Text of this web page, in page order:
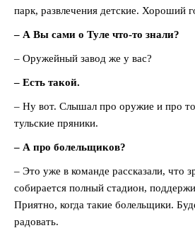
парк, развлечения детские. Хороший
– А Вы сами о Туле что-то знали?
– Оружейный завод же у вас?
– Есть такой.
– Ну вот. Слышал про оружие и про
тульские пряники.
– А про болельщиков?
– Это уже в команде рассказали, что
собирается полный стадион,
Приятно, когда такие болельщики.
радовать.